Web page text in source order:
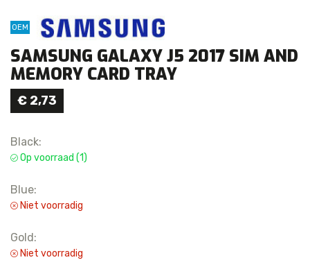
OEM
SAMSUNG GALAXY J5 2017 SIM AND
MEMORY CARD TRAY
€ 2,73
Black:
Op voorraad (1)
Blue:
Niet voorradig
Gold:
Niet voorradig